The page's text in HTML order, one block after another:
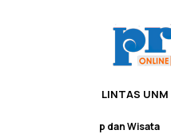
LINTAS UNM
Edupreneurship dan Wisata